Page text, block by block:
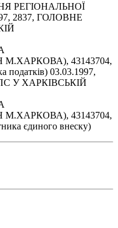
РЕГІОНАЛЬНОЇ
2837, ГОЛОВНЕ
43143704,
податків) 03.03.1997,
У ХАРКІВСЬКІЙ
43143704,
єдиного внеску)